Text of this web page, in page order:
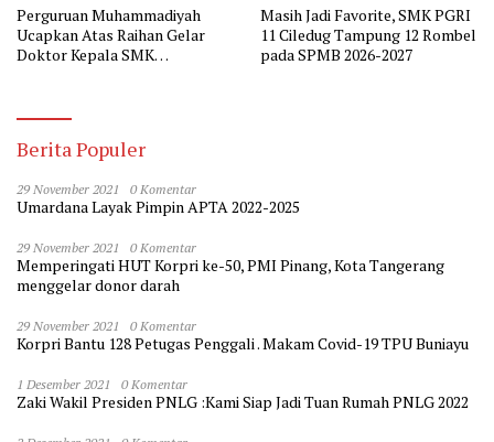
Perguruan Muhammadiyah
Ucapkan Atas Raihan Gelar
Doktor Kepala SMK
Masih Jadi Favorite, SMK PGRI
11 Ciledug Tampung 12 Rombel
pada SPMB 2026-2027
Berita Populer
29 November 2021 0 Komentar
Umardana Layak Pimpin APTA 2022-2025
29 November 2021 0 Komentar
Memperingati HUT Korpri ke-50, PMI Pinang, Kota Tangerang
menggelar donor darah
29 November 2021 0 Komentar
Korpri Bantu 128 Petugas Penggali . Makam Covid-19 TPU Buniayu
1 Desember 2021 0 Komentar
Zaki Wakil Presiden PNLG :Kami Siap Jadi Tuan Rumah PNLG 2022